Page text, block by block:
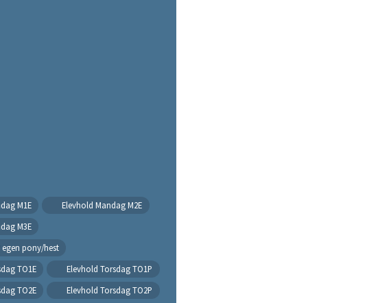
M1E
Elevhold Mandag M2E
M3E
egen pony/hest
TO1E
Elevhold Torsdag TO1P
TO2E
Elevhold Torsdag TO2P